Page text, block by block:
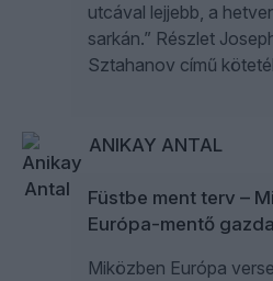
utcával lejjebb, a
sarkán.” Részlet
Sztahanov című
ANIKAY ANTAL
Füstbe ment terv –
Európa-mentő
Miközben Európa